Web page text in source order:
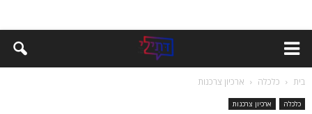
בית כלכלה ארכיון צרכנות
כלכלה ארכיון צרכנות